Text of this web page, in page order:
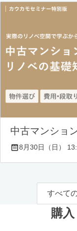
中古マンショ
8月30日（日）
すべて
購